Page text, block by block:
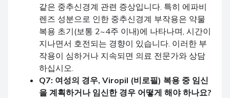
같은 중추신경계 관련 증상입니다. 특히 에파비
렌즈 성분으로 인한 중추신경계 부작용은 약물
복용 초기(보통 2~4주 이내)에 나타나며, 시간이
지나면서 호전되는 경향이 있습니다. 이러한 부
작용이 심하거나 지속되면 의료 전문가와 상담
하십시오.
Q7: 여성의 경우, Viropil (비로필) 복용 중 임신
을 계획하거나 임신한 경우 어떻게 해야 하나요?